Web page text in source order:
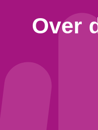
Over